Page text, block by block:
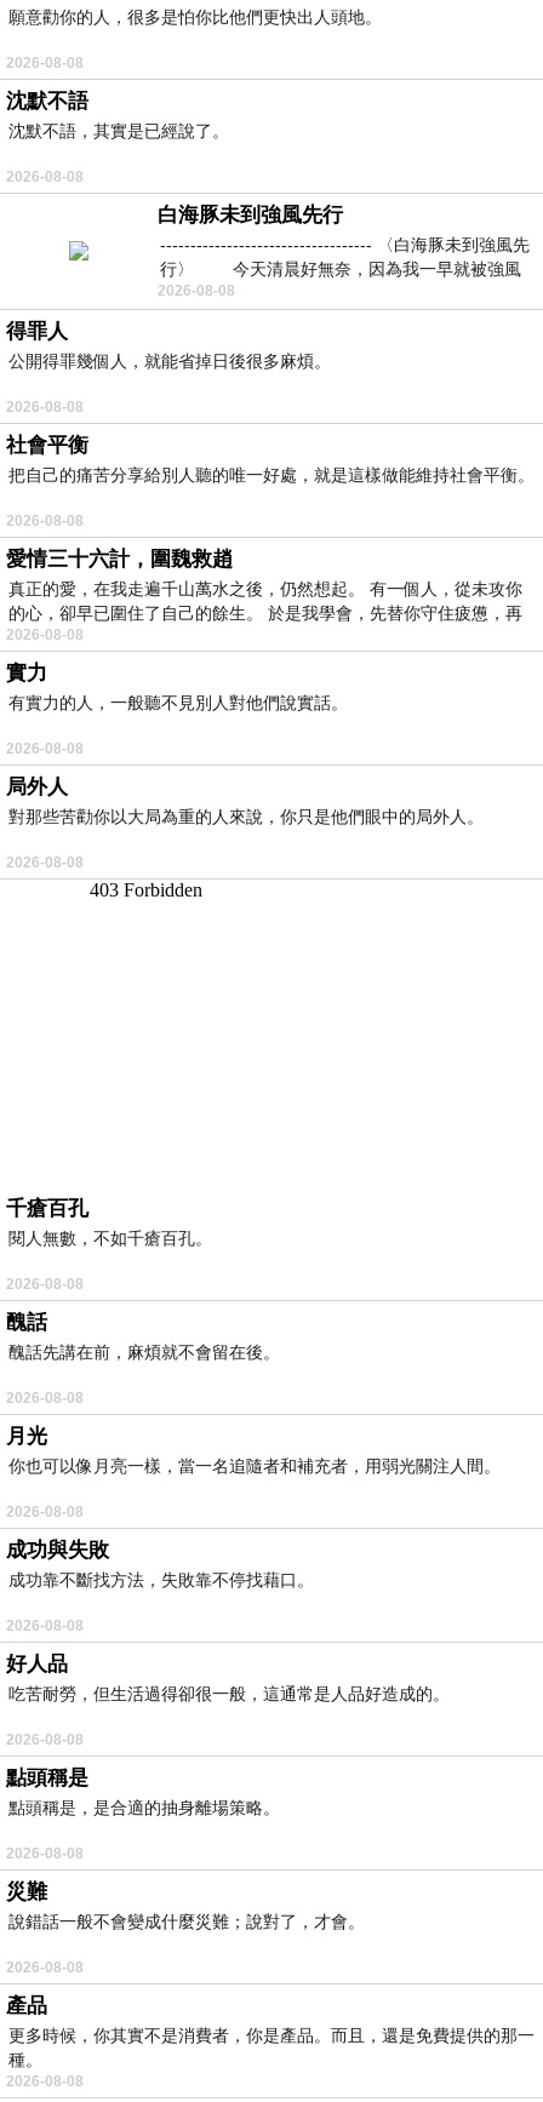
願意勸你的人，很多是怕你比他們更快出人頭地。
2026-08-08
沈默不語
沈默不語，其實是已經說了。
2026-08-08
白海豚未到強風先行
----------------------------------- 〈白海豚未到強風先
行〉 今天清晨好無奈，因為我一早就被強風
2026-08-08
得罪人
公開得罪幾個人，就能省掉日後很多麻煩。
2026-08-08
社會平衡
把自己的痛苦分享給別人聽的唯一好處，就是這樣做能維持社會平衡。
2026-08-08
愛情三十六計，圍魏救趙
真正的愛，在我走遍千山萬水之後，仍然想起。 有一個人，從未攻你
的心，卻早已圍住了自己的餘生。 於是我學會，先替你守住疲憊，再
2026-08-08
實力
有實力的人，一般聽不見別人對他們說實話。
2026-08-08
局外人
對那些苦勸你以大局為重的人來說，你只是他們眼中的局外人。
2026-08-08
千瘡百孔
閱人無數，不如千瘡百孔。
2026-08-08
醜話
醜話先講在前，麻煩就不會留在後。
2026-08-08
月光
你也可以像月亮一樣，當一名追隨者和補充者，用弱光關注人間。
2026-08-08
成功與失敗
成功靠不斷找方法，失敗靠不停找藉口。
2026-08-08
好人品
吃苦耐勞，但生活過得卻很一般，這通常是人品好造成的。
2026-08-08
點頭稱是
點頭稱是，是合適的抽身離場策略。
2026-08-08
災難
說錯話一般不會變成什麼災難；說對了，才會。
2026-08-08
產品
更多時候，你其實不是消費者，你是產品。而且，還是免費提供的那一
種。
2026-08-08